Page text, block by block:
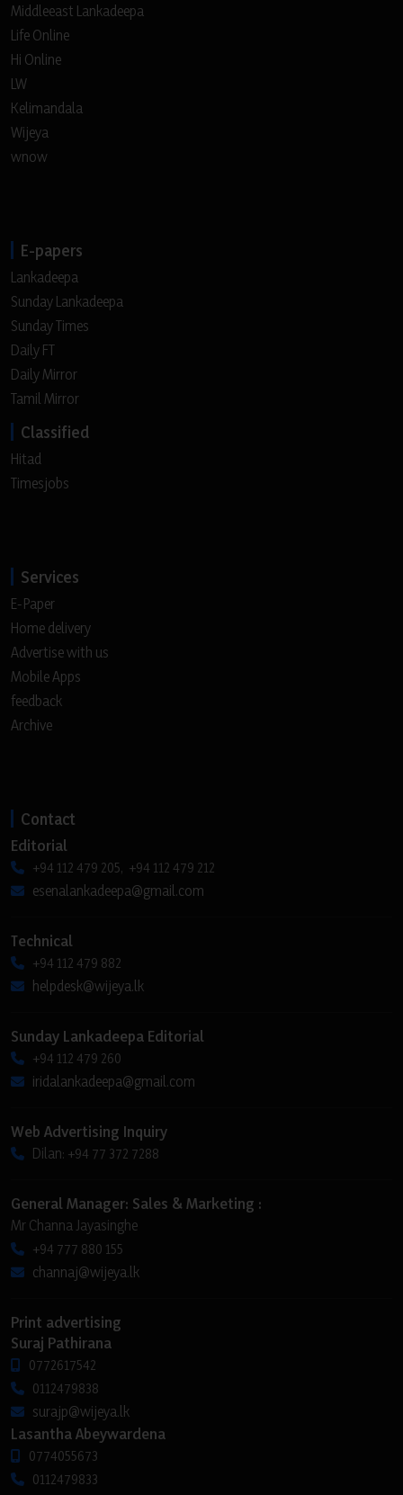
Middleeast Lankadeepa
Life Online
Hi Online
LW
Kelimandala
Wijeya
wnow
E-papers
Lankadeepa
Sunday Lankadeepa
Sunday Times
Daily FT
Daily Mirror
Tamil Mirror
Classified
Hitad
Timesjobs
Services
E-Paper
Home delivery
Advertise with us
Mobile Apps
feedback
Archive
Contact
Editorial
+94 112 479 205, +94 112 479 212
esenalankadeepa@gmail.com
Technical
+94 112 479 882
helpdesk@wijeya.lk
Sunday Lankadeepa Editorial
+94 112 479 260
iridalankadeepa@gmail.com
Web Advertising Inquiry
Dilan: +94 77 372 7288
General Manager: Sales & Marketing :
Mr Channa Jayasinghe
+94 777 880 155
channaj@wijeya.lk
Print advertising
Suraj Pathirana
0772617542
0112479838
surajp@wijeya.lk
Lasantha Abeywardena
0774055673
0112479833